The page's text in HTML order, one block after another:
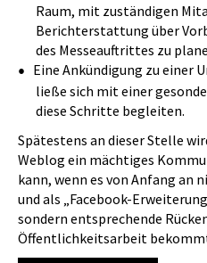
Raum, mit zuständigen
Berichterstattung über
des Messeauftrittes zu
Eine Ankündigung zu einer
ließe sich mit einer
diese Schritte begleiten.
Spätestens an dieser Stelle
Weblog ein mächtiges
kann, wenn es von Anfang an
und als „Facebook-
sondern entsprechende
Öffentlichkeitsarbeit